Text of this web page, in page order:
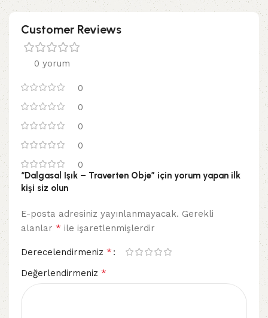
Customer Reviews
0 yorum
0
0
0
0
0
“Dalgasal Işık – Traverten Obje” için yorum yapan ilk
kişi siz olun
E-posta adresiniz yayınlanmayacak. Gerekli
alanlar * ile işaretlenmişlerdir
Derecelendirmeniz *
Değerlendirmeniz *